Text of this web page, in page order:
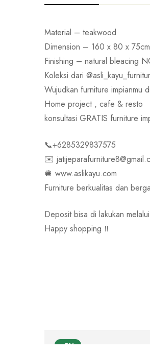
Material – teakwood
Dimension – 160 x 80 x 75cm
Finishing – natural bleacing
Koleksi dari
Wujudkan furniture impianmu
Home project , cafe & resto
konsultasi GRATIS furniture
📞+6285329837575
✉️
🪩 www.aslikayu.com
Furniture berkualitas dan
Deposit bisa di lakukan
Happy shopping ‼️
-5%